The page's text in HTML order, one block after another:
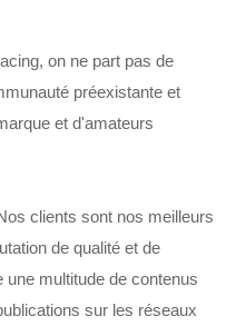
on ne part pas de
préexistante et
et d'amateurs
clients sont nos meilleurs
de qualité et de
multitude de contenus
sur les réseaux